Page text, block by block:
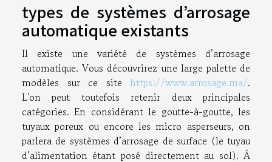
types de systèmes d’arrosage
automatique existants
Il existe une variété de systèmes d’arrosage
automatique. Vous découvrirez une large palette de
modèles sur ce site https://www.arrosage.ma/.
L'on peut toutefois retenir deux principales
catégories. En considérant le goutte-à-goutte, les
tuyaux poreux ou encore les micro asperseurs, on
parlera de systèmes d’arrosage de surface (le tuyau
d’alimentation étant posé directement au sol). À